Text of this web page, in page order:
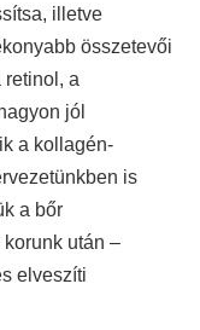
illetve
összetevői
retinol, a
jól
a kollagén-
is
a bőr
után –
elveszíti